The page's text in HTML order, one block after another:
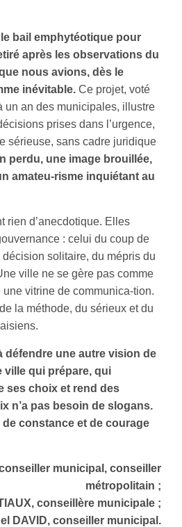
bail emphytéotique pour
après les observations du
nous avions, dès le
inévitable. Ce projet, voté
un an des municipales, illustre
prises dans l’urgence,
sérieuse, sans cadre juridique
perdu, une image brouillée,
amateu-risme inquiétant au
rien d’anecdotique. Elles
: celui du coup de
décision solitaire, du mépris du
ville ne se gère pas comme
vitrine de communica-tion.
la méthode, du sérieux et du
défendre une autre vision de
ville qui prépare, qui
ses choix et rend des
n’a pas besoin de slogans.
de constance et de courage
municipal, conseiller
métropolitain ;
conseillère municipale ;
DAVID, conseiller municipal.